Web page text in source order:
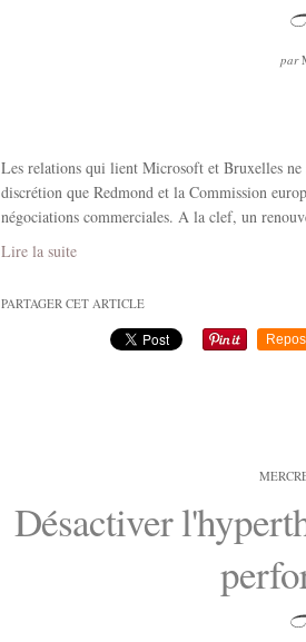
par
Les relations qui lient Microsoft et Bruxelles ne
discrétion que Redmond et la Commission
négociations commerciales. A la clef, un
Lire la suite
PARTAGER CET ARTICLE
Désactiver